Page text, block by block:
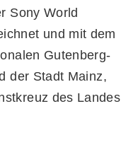
Sony World
und mit dem
Gutenberg-
der Stadt Mainz,
des Landes